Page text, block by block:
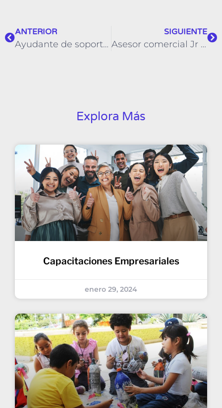
ANTERIOR
Ayudante de soporte técnico | Zona Centro Oaxaca
SIGUIENTE
Asesor comercial Jr | CDMX Zona Sur
Explora Más
Capacitaciones Empresariales
enero 29, 2024